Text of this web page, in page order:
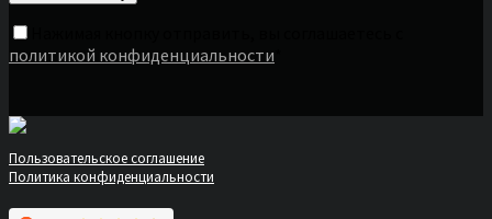
политикой конфиденциальности
Пользовательское соглашение
Политика конфиденциальности